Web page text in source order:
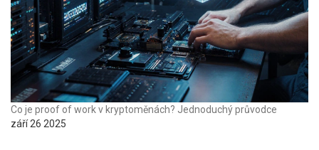
Co je proof of work v kryptoměnách? Jednoduchý průvodce
září 26 2025